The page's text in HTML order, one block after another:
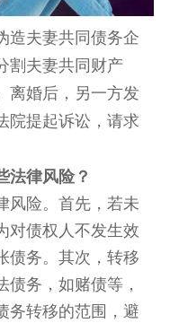
造夫妻共同债务企
割夫妻共同财产
离婚后，另一方发
院提起诉讼，请求
法律风险？
风险。首先，若未
对债权人不发生效
债务。其次，转移
务，如赌债等，
务转移的范围，避